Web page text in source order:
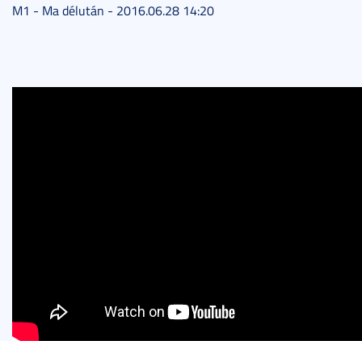
M1 - Ma délután - 2016.06.28 14:20